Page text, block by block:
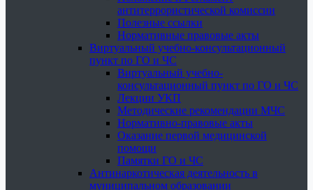
антитеррористической комиссии
Полезные ссылки
Нормативные правовые акты
Виртуальный учебно-консультационный
пункт по ГО и ЧС
Виртуальный учебно-
консультационный пункт по ГО и ЧС
Лекции УКП
Методические рекомендации МЧС
Нормативно-правовые акты
Оказание первой медицинской
помощи
Памятки ГО и ЧС
Антинаркотическая деятельность в
муниципальном образовании